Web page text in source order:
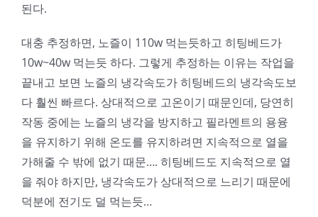
된다.
대충 추정하면, 노즐이 110w 먹는듯하고 히팅베드가
10w~40w 먹는듯 하다. 그렇게 추정하는 이유는 작업을
끝내고 보면 노즐의 냉각속도가 히팅베드의 냉각속도보
다 훨씬 빠르다. 상대적으로 고온이기 때문인데, 당연히
작동 중에는 노즐의 냉각을 방지하고 필라멘트의 용융
을 유지하기 위해 온도를 유지하려면 지속적으로 열을
가해줄 수 밖에 없기 때문…. 히팅베드도 지속적으로 열
을 줘야 하지만, 냉각속도가 상대적으로 느리기 때문에
덕분에 전기도 덜 먹는듯…